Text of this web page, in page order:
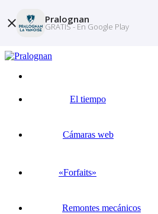
El tiempo
Cámaras web
«Forfaits»
Remontes mecánicos
Pralognan
GRATIS - En Google Play